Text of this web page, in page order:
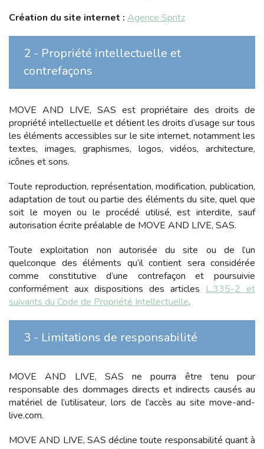
Création du site internet : Agence Spritz
2 - Propriété intellectuelle et
contrefaçons
MOVE AND LIVE, SAS est propriétaire des droits de
propriété intellectuelle et détient les droits d’usage sur tous
les éléments accessibles sur le site internet, notamment les
textes, images, graphismes, logos, vidéos, architecture,
icônes et sons.
Toute reproduction, représentation, modification, publication,
adaptation de tout ou partie des éléments du site, quel que
soit le moyen ou le procédé utilisé, est interdite, sauf
autorisation écrite préalable de MOVE AND LIVE, SAS.
Toute exploitation non autorisée du site ou de l’un
quelconque des éléments qu’il contient sera considérée
comme constitutive d’une contrefaçon et poursuivie
conformément aux dispositions des articles L.335-2 et
suivants du Code de Propriété Intellectuelle.
3 - Limitations de responsabilité
MOVE AND LIVE, SAS ne pourra être tenu pour
responsable des dommages directs et indirects causés au
matériel de l’utilisateur, lors de l’accès au site move-and-
live.com.
MOVE AND LIVE, SAS décline toute responsabilité quant à